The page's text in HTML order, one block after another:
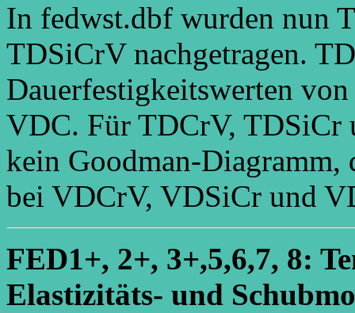
In fedwst.dbf wurden nun
TDSiCrV nachgetragen.
Dauerfestigkeitswerten
VDC. Für TDCrV, TDSiCr
kein Goodman-
bei VDCrV, VDSiCr und
FED1+, 2+, 3+,5,6,7, 8:
Elastizitäts- und